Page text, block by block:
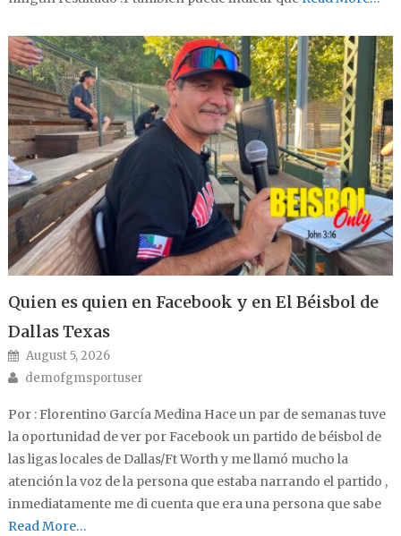
Quien es quien en Facebook y en El Béisbol de
Dallas Texas
Posted on
August 5, 2026
Author
demofgmsportuser
Por : Florentino García Medina Hace un par de semanas tuve
la oportunidad de ver por Facebook un partido de béisbol de
las ligas locales de Dallas/Ft Worth y me llamó mucho la
atención la voz de la persona que estaba narrando el partido ,
inmediatamente me di cuenta que era una persona que sabe
Read More…